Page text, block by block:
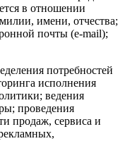
в отношении
имени, отчества;
почты (e-mail);
потребностей
исполнения
ведения
проведения
продаж, сервиса и